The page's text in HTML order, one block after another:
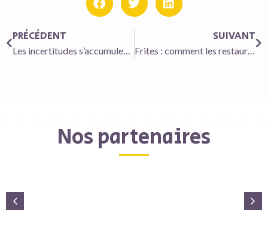
PRÉCÉDENT
Les incertitudes s’accumulent pour les fabricants de camions
SUIVANT
Frites : comment les restaurants gèrent la crise de l’huile de tournesol
Nos partenaires